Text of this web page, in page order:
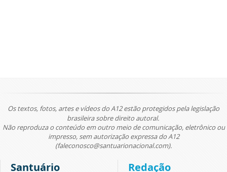
Os textos, fotos, artes e vídeos do A12 estão protegidos pela legislação
brasileira sobre direito autoral.
Não reproduza o conteúdo em outro meio de comunicação, eletrônico ou
impresso, sem autorização expressa do A12
(faleconosco@santuarionacional.com).
Santuário Redação